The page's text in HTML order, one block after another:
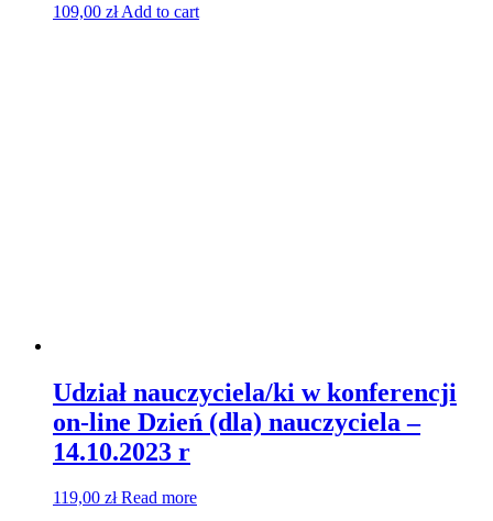
109,00 zł Add to cart
Udział nauczyciela/ki w konferencji
on-line Dzień (dla) nauczyciela –
14.10.2023 r
119,00 zł Read more